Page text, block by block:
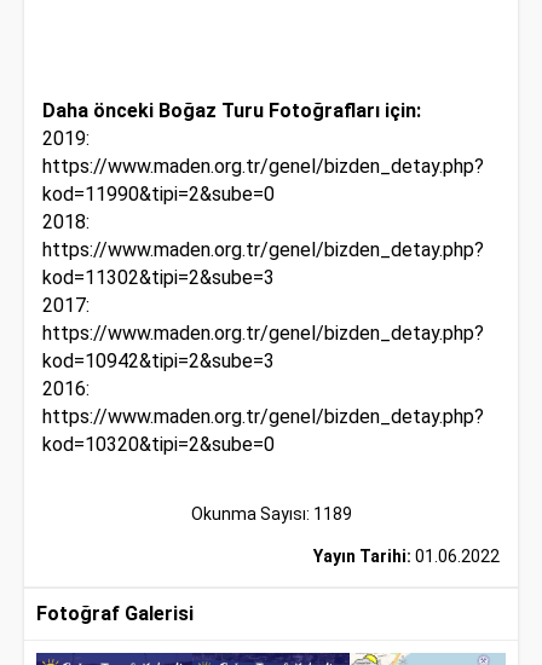
Daha önceki Boğaz Turu Fotoğrafları için:
2019:
https://www.maden.org.tr/genel/bizden_detay.php?
kod=11990&tipi=2&sube=0
2018:
https://www.maden.org.tr/genel/bizden_detay.php?
kod=11302&tipi=2&sube=3
2017:
https://www.maden.org.tr/genel/bizden_detay.php?
kod=10942&tipi=2&sube=3
2016:
https://www.maden.org.tr/genel/bizden_detay.php?
kod=10320&tipi=2&sube=0
Okunma Sayısı: 1189
Yayın Tarihi: 01.06.2022
Fotoğraf Galerisi